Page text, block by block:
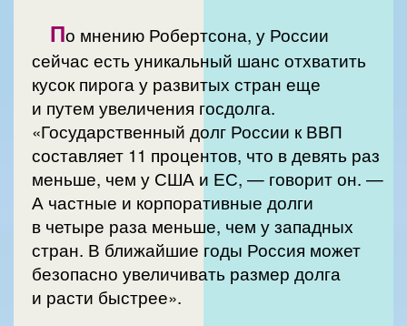
По мнению Робертсона, у России
сейчас есть уникальный шанс отхватить
кусок пирога у развитых стран еще
и путем увеличения госдолга.
«Государственный долг России к ВВП
составляет 11 процентов, что в девять раз
меньше, чем у США и ЕС, — говорит он. —
А частные и корпоративные долги
в четыре раза меньше, чем у западных
стран. В ближайшие годы Россия может
безопасно увеличивать размер долга
и расти быстрее».